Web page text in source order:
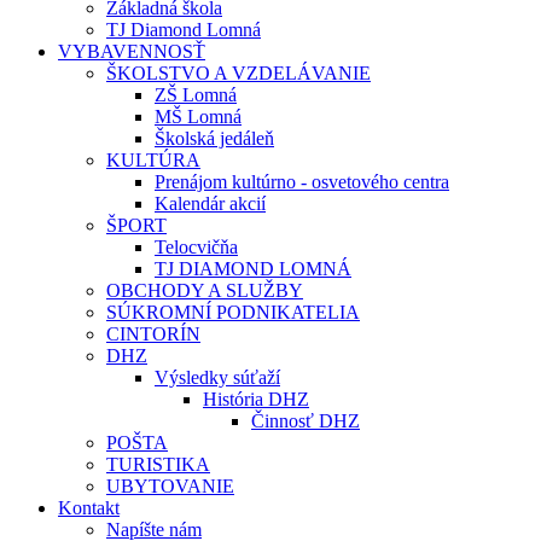
Základná škola
TJ Diamond Lomná
VYBAVENNOSŤ
ŠKOLSTVO A VZDELÁVANIE
ZŠ Lomná
MŠ Lomná
Školská jedáleň
KULTÚRA
Prenájom kultúrno - osvetového centra
Kalendár akcií
ŠPORT
Telocvičňa
TJ DIAMOND LOMNÁ
OBCHODY A SLUŽBY
SÚKROMNÍ PODNIKATELIA
CINTORÍN
DHZ
Výsledky súťaží
História DHZ
Činnosť DHZ
POŠTA
TURISTIKA
UBYTOVANIE
Kontakt
Napíšte nám